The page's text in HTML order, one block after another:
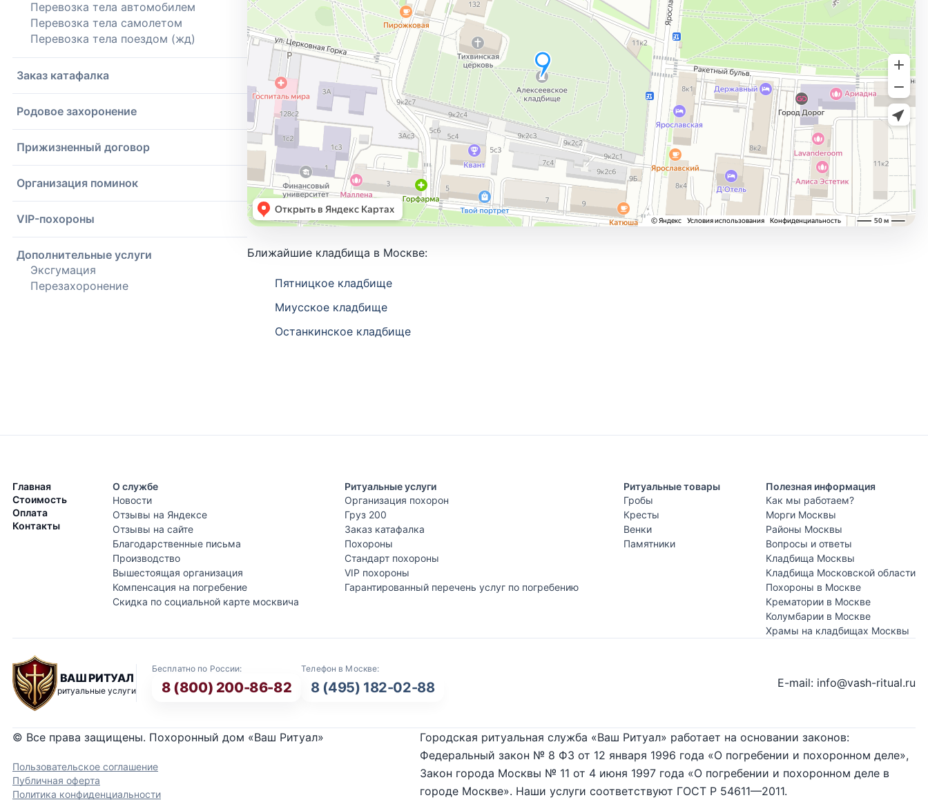
Перевозка тела автомобилем
Перевозка тела самолетом
Перевозка тела поездом (жд)
Заказ катафалка
Родовое захоронение
Прижизненный договор
Организация поминок
VIP-похороны
Дополнительные услуги
Эксгумация
Перезахоронение
Ближайшие кладбища в Москве:
Пятницкое кладбище
Миусское кладбище
Останкинское кладбище
Главная
Стоимость
Оплата
Контакты
О службе
Новости
Отзывы на Яндексе
Отзывы на сайте
Благодарственные письма
Производство
Вышестоящая организация
Компенсация на погребение
Скидка по социальной карте москвича
Ритуальные услуги
Организация похорон
Груз 200
Заказ катафалка
Похороны
Стандарт похороны
VIP похороны
Гарантированный перечень услуг по погребению
Ритуальные товары
Гробы
Кресты
Венки
Памятники
Полезная информация
Как мы работаем?
Морги Москвы
Районы Москвы
Вопросы и ответы
Кладбища Москвы
Кладбища Московской области
Похороны в Москве
Крематории в Москве
Колумбарии в Москве
Храмы на кладбищах Москвы
ВАШ РИТУАЛ
ритуальные услуги
Бесплатно по России:
8 (800) 200-86-82
Телефон в Москве:
8 (495) 182-02-88 E-mail: info@vash-ritual.ru
© Все права защищены. Похоронный дом «Ваш Ритуал»
Пользовательское соглашение
Публичная оферта
Политика конфиденциальности
Городская ритуальная служба «Ваш Ритуал» работает на основании законов:
Федеральный закон № 8 ФЗ от 12 января 1996 года «О погребении и похоронном деле»,
Закон города Москвы № 11 от 4 июня 1997 года «О погребении и похоронном деле в
городе Москве». Наши услуги соответствуют ГОСТ Р 54611—2011.